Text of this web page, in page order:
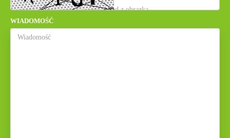
WIADOMOŚĆ